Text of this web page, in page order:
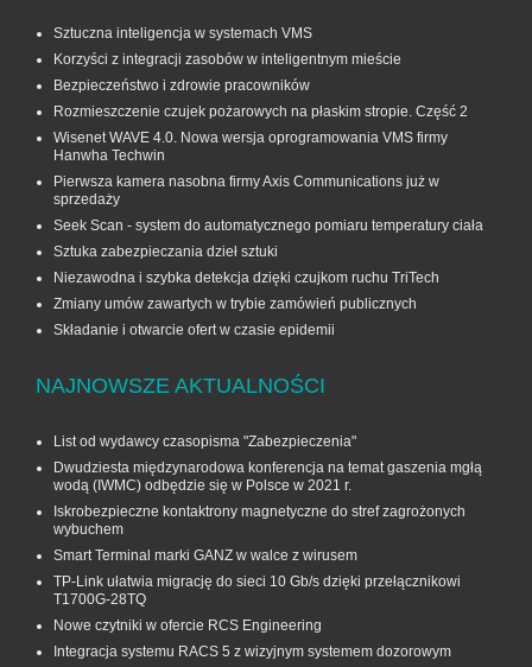
Sztuczna inteligencja w systemach VMS
Korzyści z integracji zasobów w inteligentnym mieście
Bezpieczeństwo i zdrowie pracowników
Rozmieszczenie czujek pożarowych na płaskim stropie. Część 2
Wisenet WAVE 4.0. Nowa wersja oprogramowania VMS firmy
Hanwha Techwin
Pierwsza kamera nasobna firmy Axis Communications już w
sprzedaży
Seek Scan - system do automatycznego pomiaru temperatury ciała
Sztuka zabezpieczania dzieł sztuki
Niezawodna i szybka detekcja dzięki czujkom ruchu TriTech
Zmiany umów zawartych w trybie zamówień publicznych
Składanie i otwarcie ofert w czasie epidemii
NAJNOWSZE AKTUALNOŚCI
List od wydawcy czasopisma "Zabezpieczenia"
Dwudziesta międzynarodowa konferencja na temat gaszenia mgłą
wodą (IWMC) odbędzie się w Polsce w 2021 r.
Iskrobezpieczne kontaktrony magnetyczne do stref zagrożonych
wybuchem
Smart Terminal marki GANZ w walce z wirusem
TP-Link ułatwia migrację do sieci 10 Gb/s dzięki przełącznikowi
T1700G‑28TQ
Nowe czytniki w ofercie RCS Engineering
Integracja systemu RACS 5 z wizyjnym systemem dozorowym